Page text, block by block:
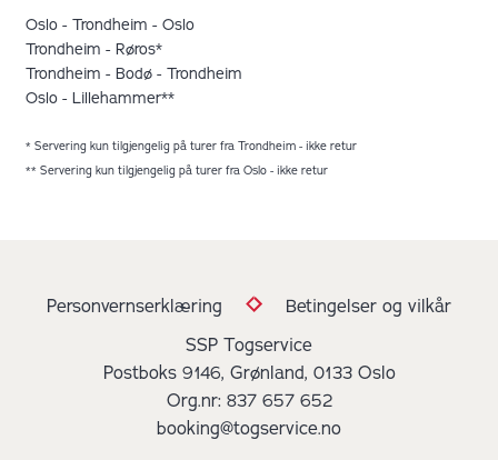
Oslo - Trondheim - Oslo
Trondheim - Røros*
Trondheim - Bodø - Trondheim
Oslo - Lillehammer**
* Servering kun tilgjengelig på turer fra Trondheim - ikke retur
** Servering kun tilgjengelig på turer fra Oslo - ikke retur
Personvernserklæring
Betingelser og vilkår
SSP Togservice
Postboks 9146, Grønland, 0133 Oslo
Org.nr: 837 657 652
booking@togservice.no